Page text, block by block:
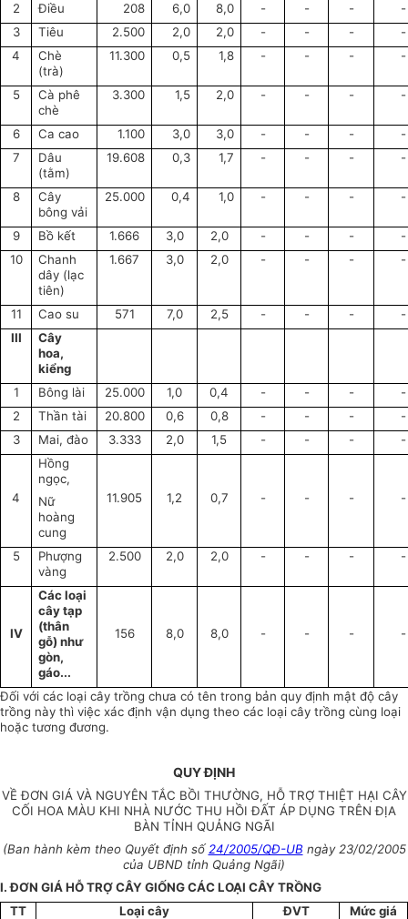
2
Điều 208 6,0 8,0 - - -
-
3
Tiêu 2.500 2,0 2,0 - - -
-
4
Chè
(trà)
11.300 0,5 1,8 - - - -
5
Cà phê
chè
3.300 1,5 2,0 - - - -
6 Ca cao 1.100 3,0 3,0 - - -
-
7
Dâu
(tằm)
19.608 0,3 1,7 - - - -
8
Cây
bông vải
25.000 0,4 1,0 - - - -
9 Bồ kết 1.666 3,0 2,0 - - -
-
10
Chanh
dây (lạc
tiên)
1.667 3,0 2,0 - - - -
11 Cao su 571 7,0 2,5 - - -
-
III
Cây
hoa,
kiểng
1
Bông lài 25.000 1,0 0,4 - - -
-
2
Thần tài 20.800 0,6 0,8 - - -
-
3
Mai, đào 3.333 2,0 1,5 - - - -
4
Hồng
ngọc,
Nữ
hoàng
cung
11.905 1,2 0,7 - - - -
5
Phượng
vàng
2.500 2,0 2,0 - - - -
IV
Các loại
cây tạp
(thân
gỗ) như
gòn,
gáo...
156 8,0 8,0 - - - -
Đối với các loại cây trồng chưa có tên trong bản quy định mật độ cây
trồng này thì việc xác định vận dụng theo các loại cây trồng cùng loại
hoặc tương đương.
QUY ĐỊNH
VỀ ĐƠN GIÁ VÀ NGUYÊN TẮC BỒI THƯỜNG, HỖ TRỢ THIỆT HẠI CÂY
CỐI HOA MÀU KHI NHÀ NƯỚC THU HỒI ĐẤT ÁP DỤNG TRÊN ĐỊA
BÀN TỈNH QUẢNG NGÃI
(Ban hành kèm theo Quyết định số 24/2005/QĐ-UB ngày 23/02/2005
của UBND tỉnh Quảng Ngãi)
I. ĐƠN GIÁ HỖ TRỢ CÂY GIỐNG CÁC LOẠI CÂY TRỒNG
TT
Loại cây ĐVT
Mức giá